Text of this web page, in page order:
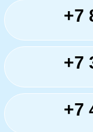
+7
+7
+7